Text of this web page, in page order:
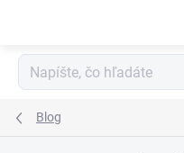
Blog